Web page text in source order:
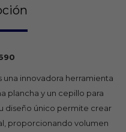
una innovadora herramienta
plancha y un cepillo para
diseño único permite crear
proporcionando volumen